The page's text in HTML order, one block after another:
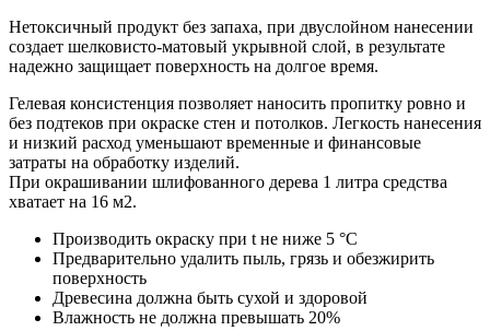
Нетоксичный продукт без запаха, при двуслойном нанесении
создает шелковисто-матовый укрывной слой, в результате
надежно защищает поверхность на долгое время.
Гелевая консистенция позволяет наносить пропитку ровно и
без подтеков при окраске стен и потолков. Легкость нанесения
и низкий расход уменьшают временные и финансовые
затраты на обработку изделий.
При окрашивании шлифованного дерева 1 литра средства
хватает на 16 м2.
Производить окраску при t не ниже 5 °С
Предварительно удалить пыль, грязь и обезжирить
поверхность
Древесина должна быть сухой и здоровой
Влажность не должна превышать 20%